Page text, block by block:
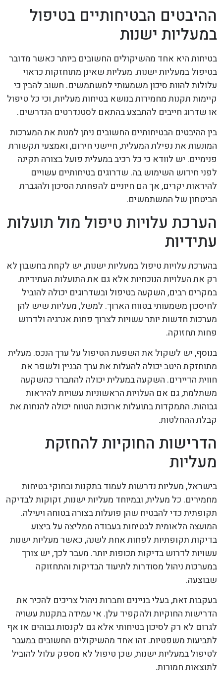
ההיבטים הבטיחותיים בטיפול
במעליות ישנות
בטיחות היא אחד מהשיקולים החשובים ביותר כאשר מדובר
בטיפול במעליות ישנות. מעליות שאינן מתוחזקות כראוי
עלולות להוות סיכון משמעותי למשתמשים. חשוב להבין כי
קיימות תקנות מחמירות בנושא בטיחות מעליות, וכי כל טיפול
או שדרוג חייבים להתבצע בהתאם לסטנדרטים הנדרשים.
בין ההיבטים הבטיחותיים החשובים ניתן למנות את המערכות
המונעות את נפילת המעלית, חיישני חירום, ואמצעי תקשורת
פנימיים. יש לוודא כי כל רכיב במעלית פועל בצורה תקינה
לפני חידוש השימוש בה. שדרוגים בטיחותיים עשויים
להיראות יקרים, אך הם חיוניים להפחתת הסיכון ולהגברת
הביטחון של המשתמשים.
הערכת עלויות טיפול מול תועלות
עתידיות
בהערכת עלויות טיפול במעליות ישנות, יש לקחת בחשבון לא
רק את העלויות הנוכחיות אלא גם את התועלות העתידיות.
במקרים רבים, השקעה בטיפול ובשדרוגים יכולה להוביל
לחיסכון משמעותי בטווח הארוך. למשל, מעליות שיש להן
מערכות חדשות יותר עשויות לצרוך פחות אנרגיה ולדרוש
פחות תחזוקה.
בנוסף, יש לשקול את השפעת הטיפול על ערך הנכס. מעלית
מתוחזקת היטב יכולה להעלות את ערך הבניין ולשפר את
חווית הדיירים. השקעה במעלית יכולה להתברר כהשקעה
משתלמת, גם אם העלויות הראשוניות עשויות להיראות
גבוהות. התמקדות בתועלות ארוכות הטווח יכולה להנחות את
קבלת ההחלטות.
הדרישות החוקיות להחזקת
מעליות
בישראל, מעליות נדרשות לעמוד בתקנות ובחוקי בטיחות
מחמירים. כל מעלית, ובמיוחד מעליות ישנות, זקוקות לבדיקה
תקופתית כדי להבטיח שהן פועלות בצורה בטוחה ויעילה.
המועצה הלאומית לבטיחות בעבודה ממליצה על ביצוע
בדיקות תקופתיות לפחות אחת לשנה, כאשר מעליות ישנות
עשויות לדרוש בדיקות תכופות יותר. מעבר לכך, יש צורך
במערכות ניהול מסודרות לתיעוד הבדיקות והתחזוקה
שבוצעה.
בעקבות זאת, בעלי בניינים וחברות ניהול צריכים להכיר את
הדרישות החוקיות ולהקפיד עלן. אי עמידה בתקנות עשויה
לגרום לא רק לסיכון בטיחותי אלא גם לקנסות גבוהים או אף
לתביעות משפטיות. זהו אחד מהשיקולים החשובים במעבר
לטיפול במעליות ישנות, שכן טיפול לא מספק עלול להוביל
לתוצאות חמורות.